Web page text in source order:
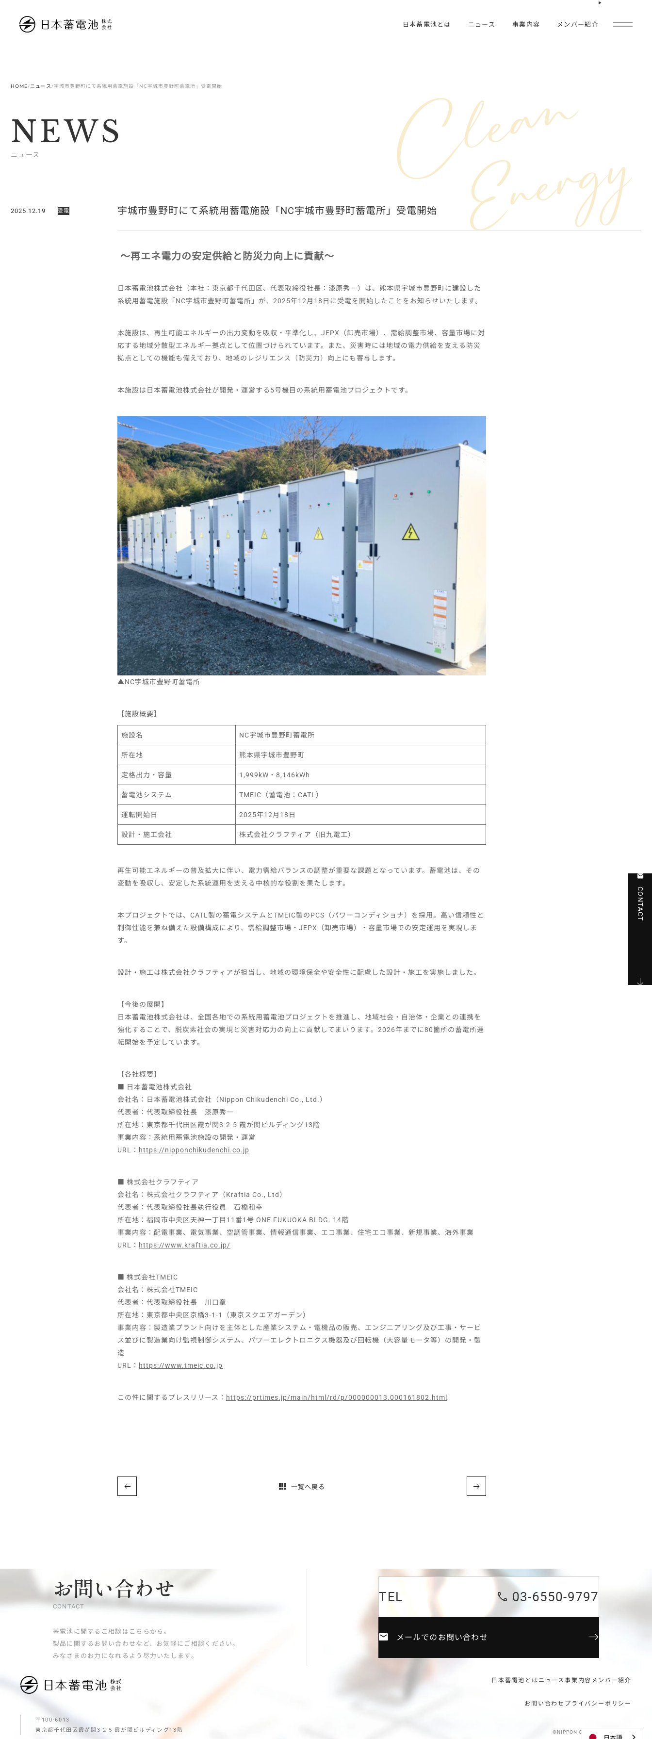
日本蓄電池とは ニュース 事業内容 メンバー紹介
HOME/ニュース /宇城市豊野町にて系統用蓄電施設「NC宇城市豊野町蓄電所」受電開始
NEWS
ニュース
2025.12.19 受電 宇城市豊野町にて系統用蓄電施設「NC宇城市豊野町蓄電所」受電開始
〜再エネ電力の安定供給と防災力向上に貢献〜
日本蓄電池株式会社（本社：東京都千代田区、代表取締役社長：漆原秀一）は、熊本県宇城市豊野町に建設した
系統用蓄電施設「NC宇城市豊野町蓄電所」が、2025年12月18日に受電を開始したことをお知らせいたします。
本施設は、再生可能エネルギーの出力変動を吸収・平準化し、JEPX（卸売市場）、需給調整市場、容量市場に対
応する地域分散型エネルギー拠点として位置づけられています。また、災害時には地域の電力供給を支える防災
拠点としての機能も備えており、地域のレジリエンス（防災力）向上にも寄与します。
本施設は日本蓄電池株式会社が開発・運営する5号機目の系統用蓄電池プロジェクトです。
▲NC宇城市豊野町蓄電所
施設名 NC宇城市豊野町蓄電所
所在地 熊本県宇城市豊野町
定格出力・容量 1,999kW・8,146kWh
蓄電池システム TMEIC（蓄電池：CATL）
運転開始日 2025年12月18日
設計・施工会社 株式会社クラフティア（旧九電工）
【施設概要】
再生可能エネルギーの普及拡大に伴い、電力需給バランスの調整が重要な課題となっています。蓄電池は、その
変動を吸収し、安定した系統運用を支える中核的な役割を果たします。
本プロジェクトでは、CATL製の蓄電システムとTMEIC製のPCS（パワーコンディショナ）を採用。高い信頼性と
制御性能を兼ね備えた設備構成により、需給調整市場・JEPX（卸売市場）・容量市場での安定運用を実現しま
す。
設計・施工は株式会社クラフティアが担当し、地域の環境保全や安全性に配慮した設計・施工を実施しました。
【今後の展開】
日本蓄電池株式会社は、全国各地での系統用蓄電池プロジェクトを推進し、地域社会・自治体・企業との連携を
強化することで、脱炭素社会の実現と災害対応力の向上に貢献してまいります。2026年までに80箇所の蓄電所運
転開始を予定しています。
【各社概要】
■ 日本蓄電池株式会社
会社名：日本蓄電池株式会社（Nippon Chikudenchi Co., Ltd.）
代表者：代表取締役社長 漆原秀一
所在地：東京都千代田区霞が関3-2-5 霞が関ビルディング13階
事業内容：系統用蓄電池施設の開発・運営
URL： https://nipponchikudenchi.co.jp
■ 株式会社クラフティア
会社名：株式会社クラフティア（Kraftia Co., Ltd）
代表者：代表取締役社長執行役員 石橋和幸
所在地：福岡市中央区天神一丁目11番1号 ONE FUKUOKA BLDG. 14階
事業内容：配電事業、電気事業、空調管事業、情報通信事業、エコ事業、住宅エコ事業、新規事業、海外事業
URL： https://www.kraftia.co.jp/
■ 株式会社TMEIC
会社名：株式会社TMEIC
代表者：代表取締役社長 川口章
所在地：東京都中央区京橋3-1-1（東京スクエアガーデン）
事業内容：製造業プラント向けを主体とした産業システム・電機品の販売、エンジニアリング及び工事・サービ
ス並びに製造業向け監視制御システム、パワーエレクトロニクス機器及び回転機（大容量モータ等）の開発・製
造
URL： https://www.tmeic.co.jp
この件に関するプレスリリース： https://prtimes.jp/main/html/rd/p/000000013.000161802.html
一覧へ戻る
お問い合わせ
CONTACT
蓄電池に関するご相談はこちらから。
製品に関するお問い合わせなど、お気軽にご相談ください。
みなさまのお力になれるよう尽力いたします。
TEL 03-6550-9797
メールでのお問い合わせ
日本蓄電池とは ニュース 事業内容 メンバー紹介
お問い合わせ プライバシーポリシー
〒100-6013
東京都千代田区霞が関3-2-5 霞が関ビルディング13階 ©NIPPON CHIKUDENCHI, INC.
CONTACT